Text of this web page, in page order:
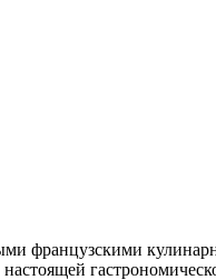
французскими
настоящей